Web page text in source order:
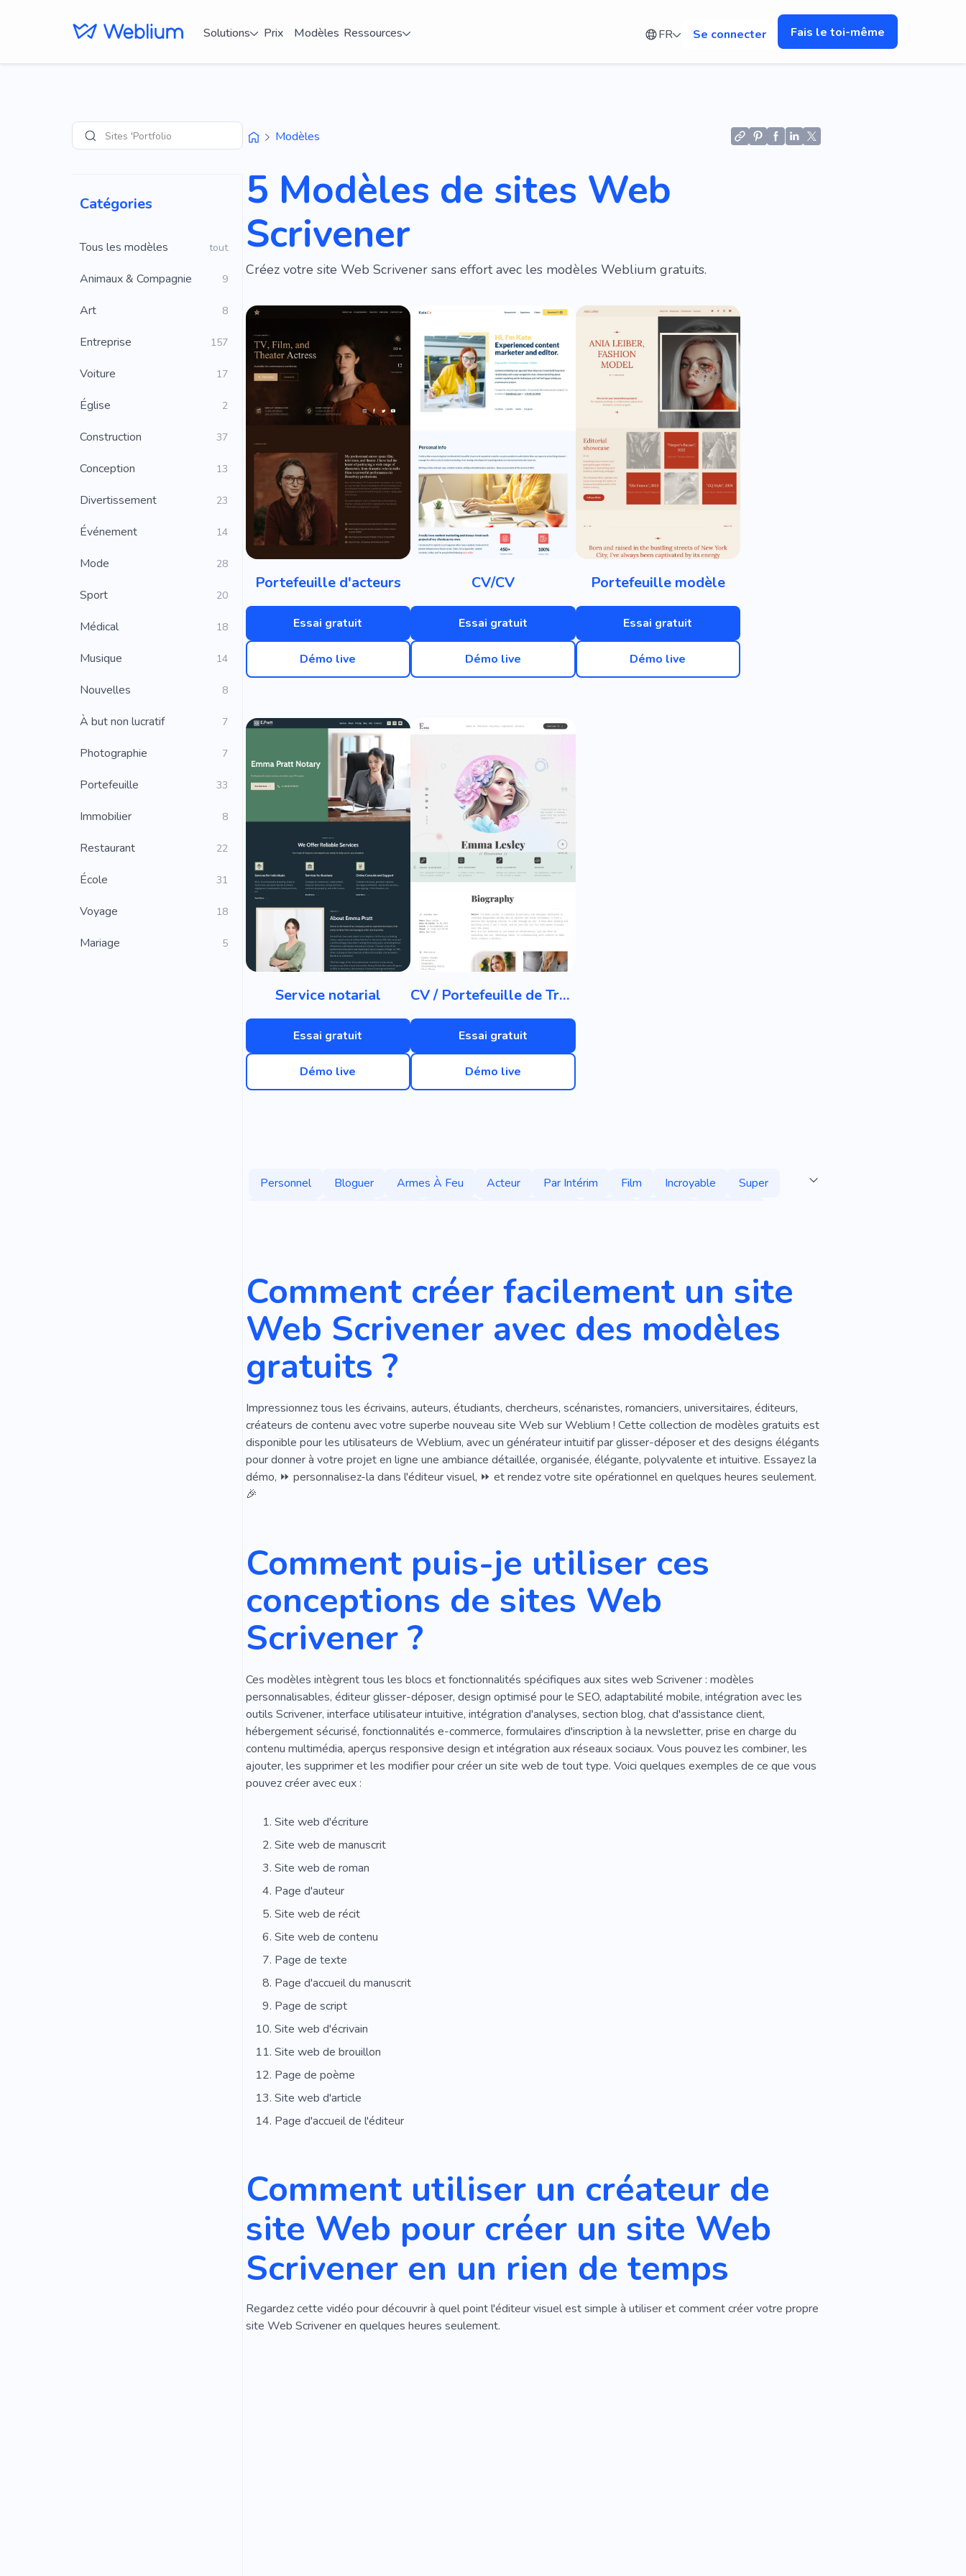
Solutions Prix Modèles Ressources FR Se connecter Fais le toi-même
Recherche
Sites 'Portfolio'
Catégories
Tous les modèles tout
Animaux & Compagnie 9
Art 8
Entreprise 157
Voiture 17
Église 2
Construction 37
Conception 13
Divertissement 23
Événement 14
Mode 28
Sport 20
Médical 18
Musique 14
Nouvelles 8
À but non lucratif 7
Photographie 7
Portefeuille 33
Immobilier 8
Restaurant 22
École 31
Voyage 18
Mariage 5
Modèles
5 Modèles de sites Web
Scrivener
Créez votre site Web Scrivener sans effort avec les modèles Weblium gratuits.
Portefeuille d'acteurs
Essai gratuit
Démo live
CV/CV
Essai gratuit
Démo live
Portefeuille modèle
Essai gratuit
Démo live
Service notarial
Essai gratuit
Démo live
CV / Portefeuille de Travailleurs
Essai gratuit
Démo live
Personnel Bloguer Armes À Feu Acteur Par Intérim Film Incroyable
Super
Employé
Recrutement Sélection Du Personnel Photoshop Recherche
Diplôme
Candidat
Papier Expérience De Travail
Comment créer facilement un site
Web Scrivener avec des modèles
gratuits ?
Impressionnez tous les écrivains, auteurs, étudiants, chercheurs, scénaristes, romanciers, universitaires, éditeurs,
créateurs de contenu avec votre superbe nouveau site Web sur Weblium ! Cette collection de modèles gratuits est
disponible pour les utilisateurs de Weblium, avec un générateur intuitif par glisser-déposer et des designs élégants
pour donner à votre projet en ligne une ambiance détaillée, organisée, élégante, polyvalente et intuitive. Essayez la
démo, ⏩ personnalisez-la dans l'éditeur visuel, ⏩ et rendez votre site opérationnel en quelques heures seulement.
🎉
Comment puis-je utiliser ces
conceptions de sites Web
Scrivener ?
Ces modèles intègrent tous les blocs et fonctionnalités spécifiques aux sites web Scrivener : modèles
personnalisables, éditeur glisser-déposer, design optimisé pour le SEO, adaptabilité mobile, intégration avec les
outils Scrivener, interface utilisateur intuitive, intégration d'analyses, section blog, chat d'assistance client,
hébergement sécurisé, fonctionnalités e-commerce, formulaires d'inscription à la newsletter, prise en charge du
contenu multimédia, aperçus responsive design et intégration aux réseaux sociaux. Vous pouvez les combiner, les
ajouter, les supprimer et les modifier pour créer un site web de tout type. Voici quelques exemples de ce que vous
pouvez créer avec eux :
Site web d'écriture
Site web de manuscrit
Site web de roman
Page d'auteur
Site web de récit
Site web de contenu
Page de texte
Page d'accueil du manuscrit
Page de script
Site web d'écrivain
Site web de brouillon
Page de poème
Site web d'article
Page d'accueil de l'éditeur
Comment utiliser un créateur de
site Web pour créer un site Web
Scrivener en un rien de temps
Regardez cette vidéo pour découvrir à quel point l'éditeur visuel est simple à utiliser et comment créer votre propre
site Web Scrivener en quelques heures seulement.